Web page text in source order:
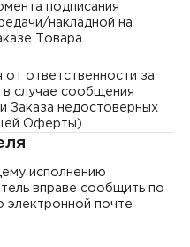
подписания
накладной на
Товара.
ответственности за
случае сообщения
Заказа недостоверных
Оферты).
исполнению
вправе сообщить по
электронной почте